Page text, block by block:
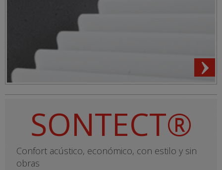
SONTECT®
Confort acústico, económico, con estilo y sin
obras